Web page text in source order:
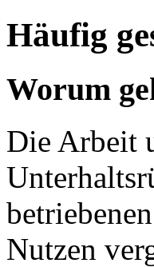
Häufig
Worum
Die Arbeit
Nutzen